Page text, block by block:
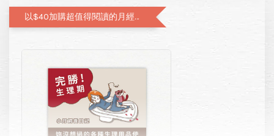
以$40加購超值得閱讀的月經圖文書—小月飼養日記